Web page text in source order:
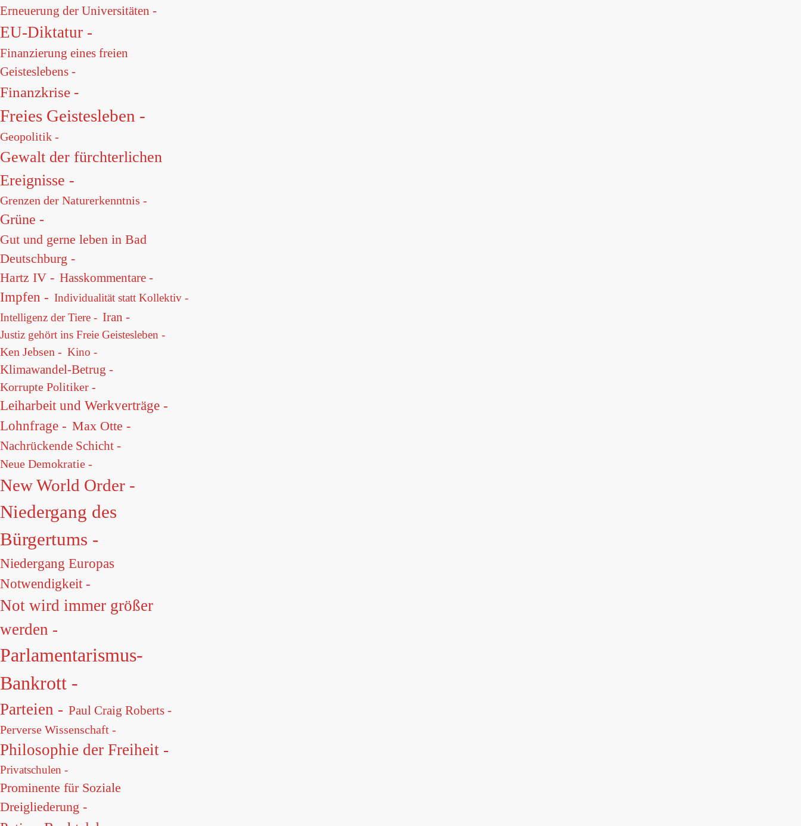
Erneuerung der Universitäten -
EU-Diktatur -
Finanzierung eines freien
Geisteslebens -
Finanzkrise -
Freies Geistesleben -
Geopolitik -
Gewalt der fürchterlichen
Ereignisse -
Grenzen der Naturerkenntnis -
Grüne -
Gut und gerne leben in Bad
Deutschburg -
Hartz IV - Hasskommentare -
Impfen - Individualität statt Kollektiv -
Intelligenz der Tiere - Iran -
Justiz gehört ins Freie Geistesleben -
Ken Jebsen - Kino -
Klimawandel-Betrug -
Korrupte Politiker -
Leiharbeit und Werkverträge -
Lohnfrage - Max Otte -
Nachrückende Schicht -
Neue Demokratie -
New World Order -
Niedergang des
Bürgertums -
Niedergang Europas
Notwendigkeit -
Not wird immer größer
werden -
Parlamentarismus-
Bankrott -
Parteien - Paul Craig Roberts -
Perverse Wissenschaft -
Philosophie der Freiheit -
Privatschulen -
Prominente für Soziale
Dreigliederung -